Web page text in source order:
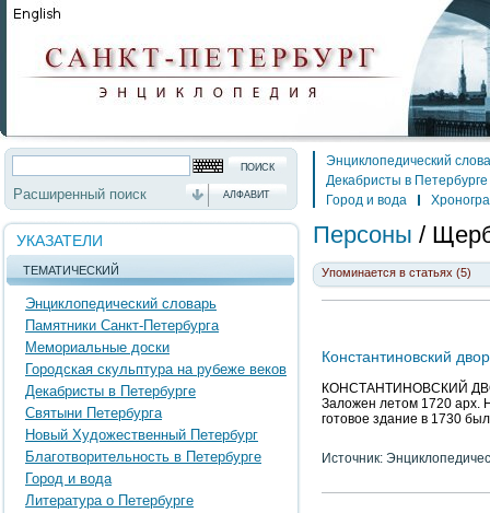
Расширенный поиск АЛФАВИТ
УКАЗАТЕЛИ
ТЕМАТИЧЕСКИЙ
Энциклопедический словарь
Памятники Санкт-Петербурга
Мемориальные доски
Городская скульптура на рубеже веков
Декабристы в Петербурге
Святыни Петербурга
Новый Художественный Петербург
Благотворительность в Петербурге
Город и вода
Литература о Петербурге
Энциклопедический
Декабристы в Петербурге
Город и вода
Персоны /
Упоминается в статьях (5)
Константиновский
КОНСТАНТИНОВСКИЙ
Заложен летом 1720 арх.
готовое здание в 1730
Источник: